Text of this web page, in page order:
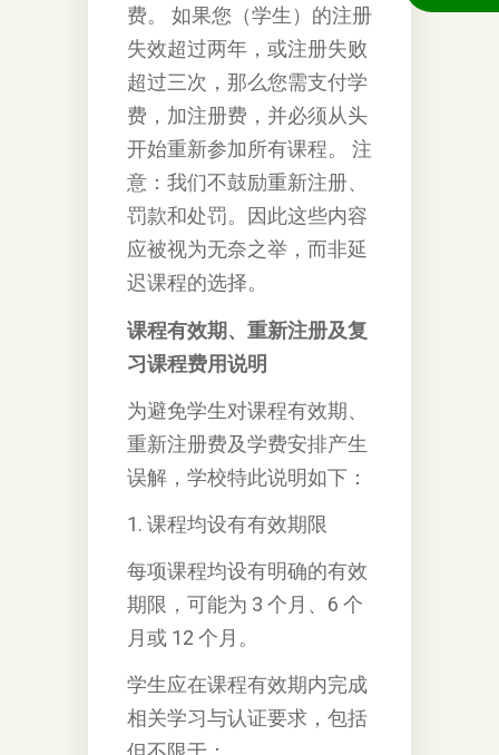
费。 如果您（学生）的注册
失效超过两年，或注册失败
超过三次，那么您需支付学
费，加注册费，并必须从头
开始重新参加所有课程。 注
意：我们不鼓励重新注册、
罚款和处罚。因此这些内容
应被视为无奈之举，而非延
迟课程的选择。
课程有效期、重新注册及复
习课程费用说明
为避免学生对课程有效期、
重新注册费及学费安排产生
误解，学校特此说明如下：
1. 课程均设有有效期限
每项课程均设有明确的有效
期限，可能为 3 个月、6 个
月或 12 个月。
学生应在课程有效期内完成
相关学习与认证要求，包括